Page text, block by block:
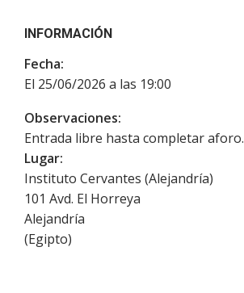
INFORMACIÓN
Fecha:
El 25/06/2026 a las 19:00
Observaciones:
Entrada libre hasta completar aforo.
Lugar:
Instituto Cervantes (Alejandría)
101 Avd. El Horreya
Alejandría
(Egipto)